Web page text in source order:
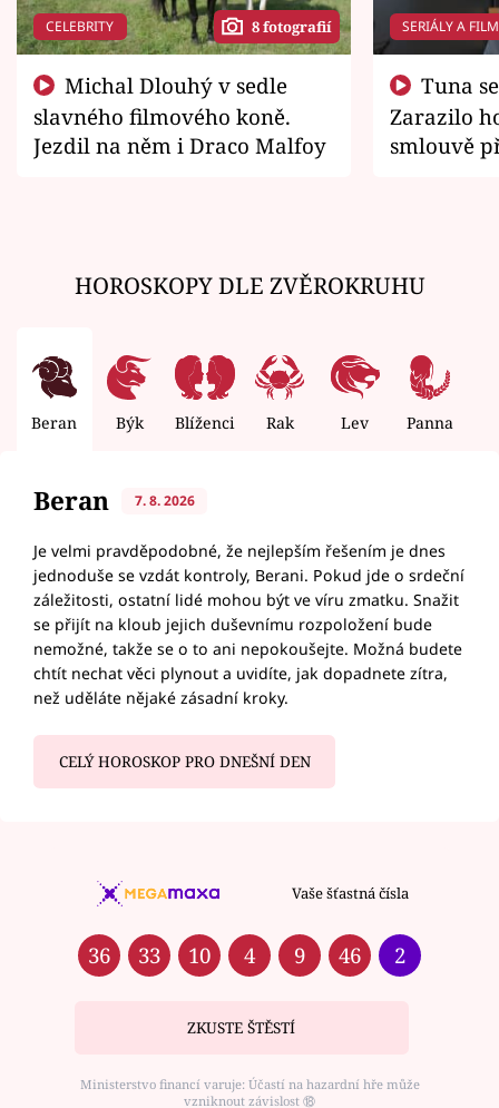
CELEBRITY 8 fotografií
slavného filmového koně.
Jezdil na něm i Draco Malfoy
SERIÁLY A
Zarazilo
smlouvě
HOROSKOPY DLE ZVĚROKRUHU
Beran Býk Blíženci Rak Lev Panna
Beran 7. 8. 2026
Je velmi pravděpodobné, že nejlepším řešením je dnes
jednoduše se vzdát kontroly, Berani. Pokud jde o srdeční
záležitosti, ostatní lidé mohou být ve víru zmatku. Snažit
se přijít na kloub jejich duševnímu rozpoložení bude
nemožné, takže se o to ani nepokoušejte. Možná budete
chtít nechat věci plynout a uvidíte, jak dopadnete zítra,
než uděláte nějaké zásadní kroky.
CELÝ HOROSKOP PRO DNEŠNÍ DEN
Vaše šťastná čísla
36 33 10 4 9 46 2
ZKUSTE ŠTĚSTÍ
Ministerstvo financí varuje: Účastí na hazardní hře může
vzniknout závislost ⑱